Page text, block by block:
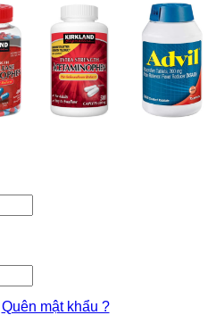
Quên mật khẩu ?